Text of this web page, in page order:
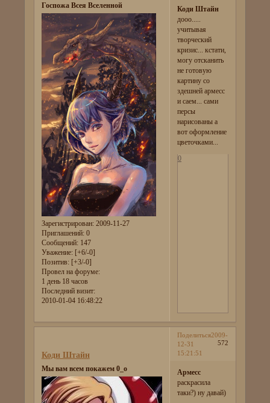
Госпожа Всея Вселенной
Зарегистрирован: 2009-11-27
Приглашений:0
Сообщений:147
Уважение: [+6/-0]
Позитив: [+3/-0]
Провел на форуме:
1 день 18 часов
Последний визит:
2010-01-04 16:48:22
Коди Штайн
дооо.....
учитывая
творческий
кризис... кстати,
могу отсканить
не готовую
картину со
здешней армесс
и саем... сами
персы
нарисованы а
вот оформление
цветочками...
0
Поделиться
572
2009-
12-31
15:21:51
Коди Штайн
Мы вам всем покажем 0_о
Армесс
раскрасила
таки?) ну давай)